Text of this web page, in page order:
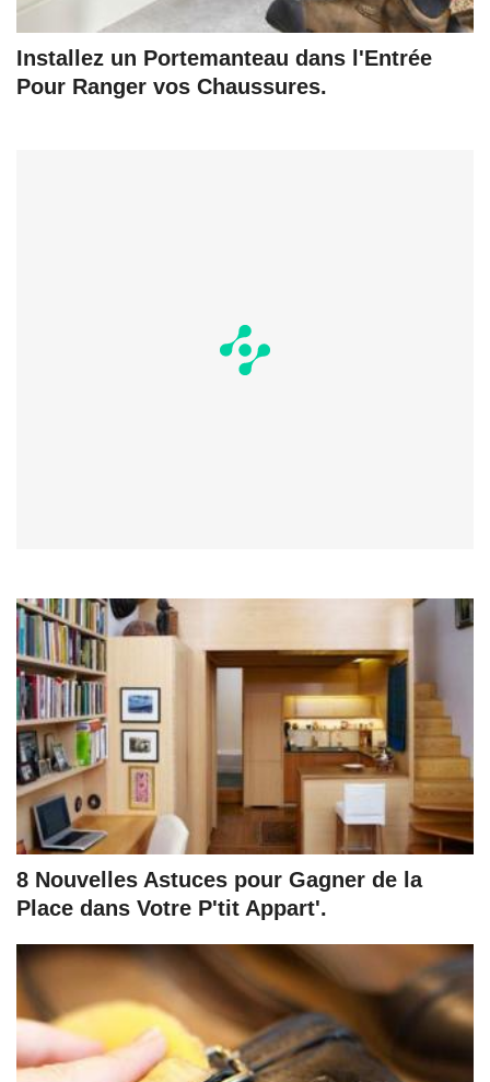
Installez un Portemanteau dans l'Entrée
Pour Ranger vos Chaussures.
8 Nouvelles Astuces pour Gagner de la
Place dans Votre P'tit Appart'.